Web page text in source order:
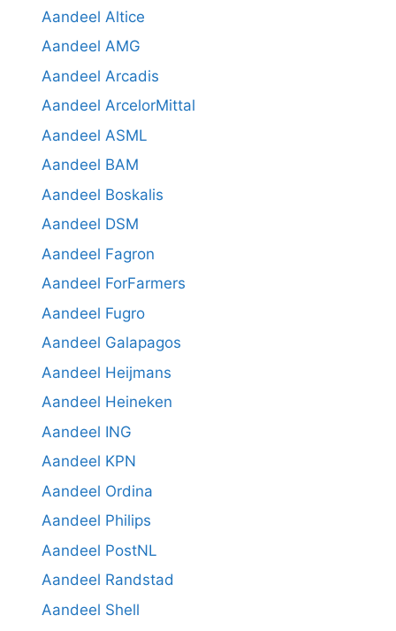
Aandeel Altice
Aandeel AMG
Aandeel Arcadis
Aandeel ArcelorMittal
Aandeel ASML
Aandeel BAM
Aandeel Boskalis
Aandeel DSM
Aandeel Fagron
Aandeel ForFarmers
Aandeel Fugro
Aandeel Galapagos
Aandeel Heijmans
Aandeel Heineken
Aandeel ING
Aandeel KPN
Aandeel Ordina
Aandeel Philips
Aandeel PostNL
Aandeel Randstad
Aandeel Shell